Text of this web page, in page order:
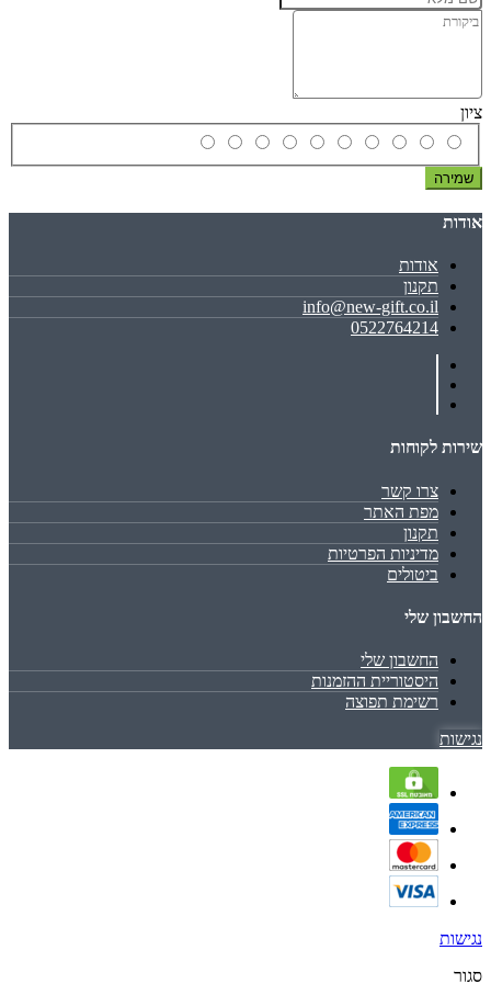
ציון
שמירה
אודות
אודות
תקנון
info@new-gift.co.il
0522764214
שירות לקוחות
צרו קשר
מפת האתר
תקנון
מדיניות הפרטיות
ביטולים
החשבון שלי
החשבון שלי
היסטוריית ההזמנות
רשימת תפוצה
נגישות
נגישות
סגור